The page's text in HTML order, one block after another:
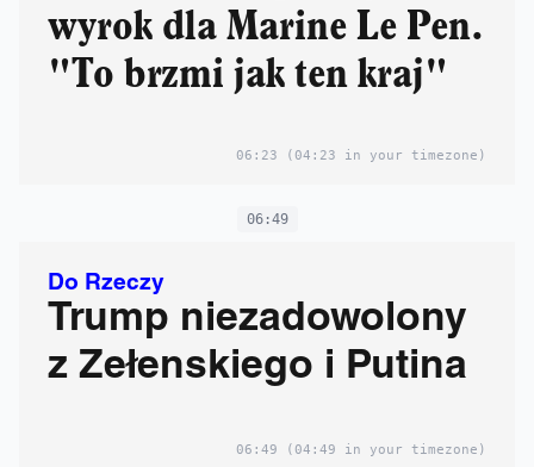
wyrok dla Marine Le Pen.
"To brzmi jak ten kraj"
06:23 (04:23 in your timezone)
06:49
Do Rzeczy
Trump niezadowolony
z Zełenskiego i Putina
06:49 (04:49 in your timezone)